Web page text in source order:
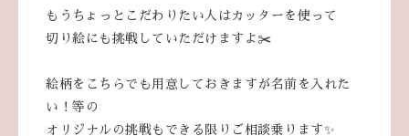
もうちょっとこだわりたい人はカッターを使って
切り絵にも挑戦していただけますよ✂️
絵柄をこちらでも用意しておきますが名前を入れた
い！等の
オリジナルの挑戦もできる限りご相談乗ります✨